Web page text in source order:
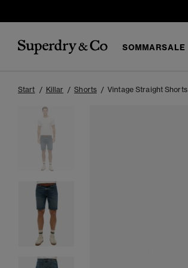
SOMMARSALE
Start Killar Shorts Vintage Straight Shorts